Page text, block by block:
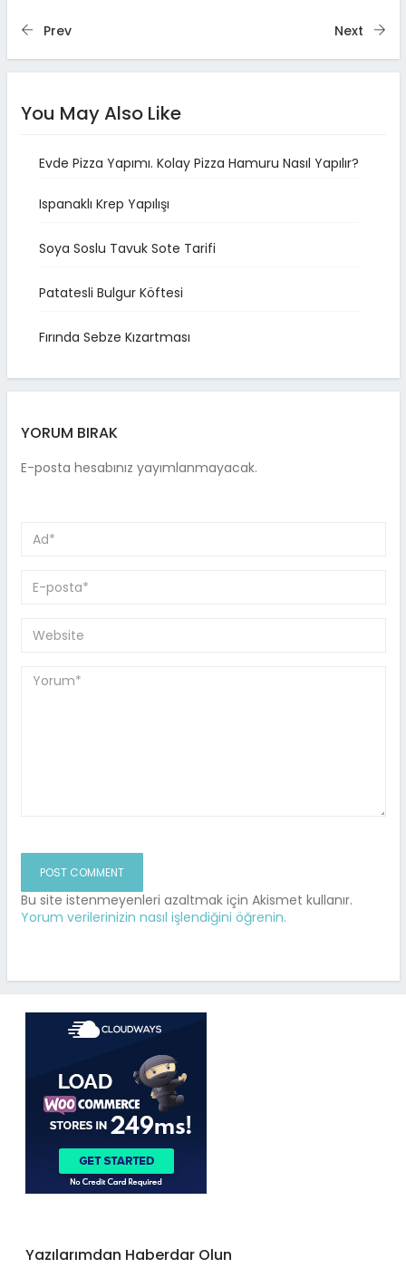
Prev Next
You May Also Like
Evde Pizza Yapımı. Kolay Pizza Hamuru Nasıl Yapılır?
Ispanaklı Krep Yapılışı
Soya Soslu Tavuk Sote Tarifi
Patatesli Bulgur Köftesi
Fırında Sebze Kızartması
YORUM BIRAK
E-posta hesabınız yayımlanmayacak.
Bu site istenmeyenleri azaltmak için Akismet kullanır.
Yorum verilerinizin nasıl işlendiğini öğrenin.
Yazılarımdan Haberdar Olun